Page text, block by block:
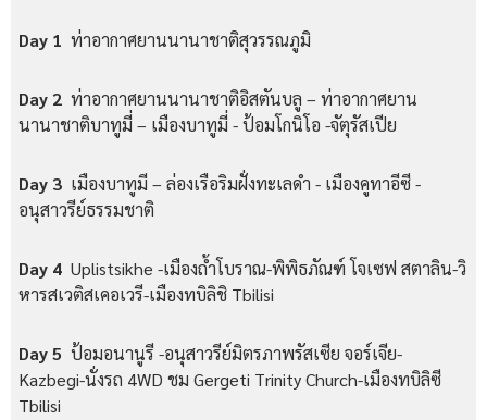
Day 1 ท่าอากาศยานนานาชาติสุวรรณภูมิ
Day 2 ท่าอากาศยานนานาชาติอิสตันบลู – ท่าอากาศยาน
นานาชาติบาทูมี่ – เมืองบาทูมี่ - ป้อมโกนิโอ -จัตุรัสเปีย
Day 3 เมืองบาทูมี – ล่องเรือริมฝั่งทะเลดำ - เมืองคูทาอีซี -
อนุสาวรีย์ธรรมชาติ
Day 4 Uplistsikhe -เมืองถ้ำโบราณ-พิพิธภัณฑ์ โจเซฟ สตาลิน-วิ
หารสเวติสเคอเวรี-เมืองทบิลิชิ Tbilisi
Day 5 ป้อมอนานูรี -อนุสาวรีย์มิตรภาพรัสเซีย จอร์เจีย-
Kazbegi-นั่งรถ 4WD ชม Gergeti Trinity Church-เมืองทบิลิซี
Tbilisi